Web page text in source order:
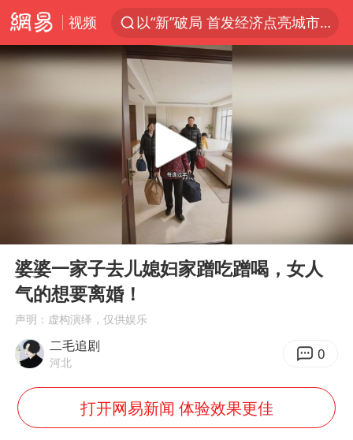
视频
以“新”破局 首发经济点亮城市消费活力
看守所辅警收受10万获刑1年
台风白海豚进入48小时警戒线
陈熠被张本美和连扳三局逆转
多地要求领导干部带头休假
感觉全东北都在等7号
中方回应是否在太平洋海底开采稀土
女子利用漏洞0元薅走3000多件家电
Play
婆婆一家子去儿媳妇家蹭吃蹭喝，女人
气的想要离婚！
声明：虚构演绎，仅供娱乐
二毛追剧
河北 0
打开网易新闻 体验效果更佳